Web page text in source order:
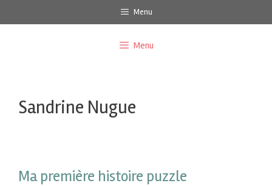
Menu
Menu
Sandrine Nugue
Ma première histoire puzzle